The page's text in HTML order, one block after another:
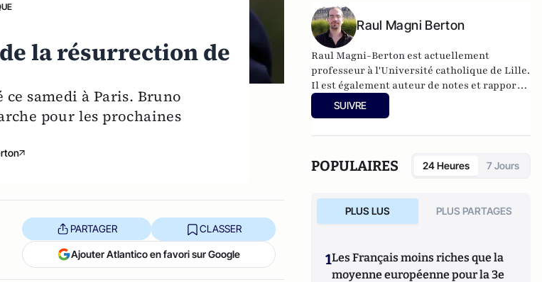
la résurrection de
samedi à Paris. Bruno
pour les prochaines
PARTAGER CLASSER
Ajouter Atlantico en favori sur Google
Raul Magni Berton
Raul Magni-Berton est actuellement
professeur à l'Université catholique de Lille.
Il est également auteur de notes et rapports
pour le think-tank GénérationLibre.
SUIVRE
POPULAIRES 24 Heures 7 Jours
PLUS LUS PLUS PARTAGES
1Les Français moins riches que la
moyenne européenne pour la 3e